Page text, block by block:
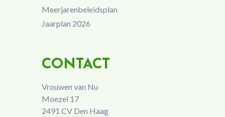
Meerjarenbeleidsplan
Jaarplan 2026
CONTACT
Vrouwen van Nu
Moezel 17
2491 CV Den Haag